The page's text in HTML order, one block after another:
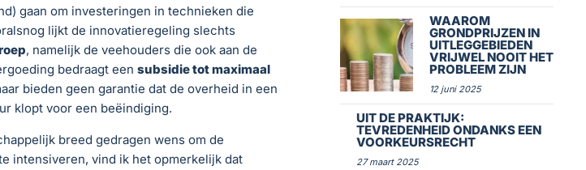
gaan om investeringen in technieken die
lijkt de innovatieregeling slechts
, namelijk de veehouders die ook aan de
bedraagt een subsidie tot maximaal
bieden geen garantie dat de overheid in een
klopt voor een beëindiging.
breed gedragen wens om de
intensiveren, vind ik het opmerkelijk dat
WAAROM
GRONDPRIJZEN IN
UITLEGGEBIEDEN
VRIJWEL NOOIT HET
PROBLEEM ZIJN
12 juni 2025
UIT DE PRAKTIJK:
TEVREDENHEID ONDANKS EEN
VOORKEURSRECHT
27 maart 2025